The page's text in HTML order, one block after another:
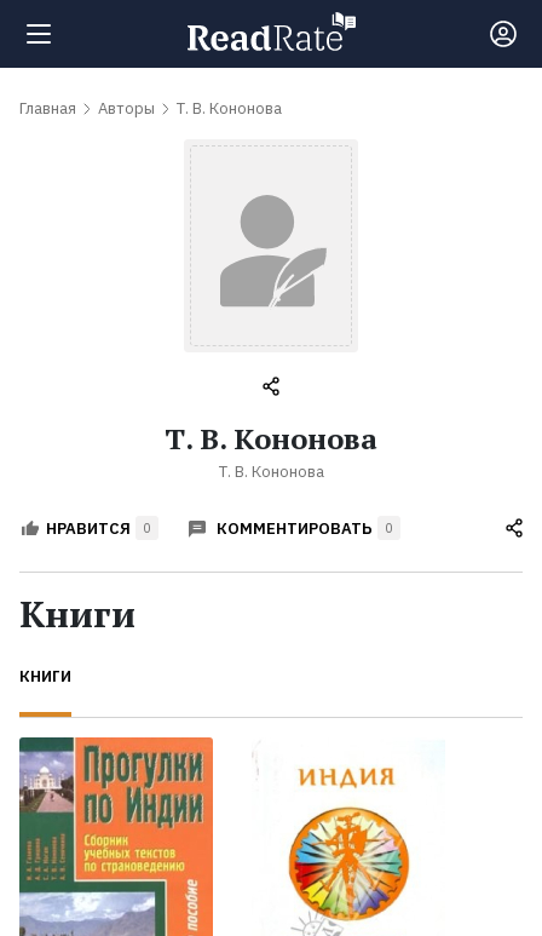
Поиск
обсуждаемые
Авторы
Жанры
Экранизации
Коллекции
Главная Авторы Т. В. Кононова
Т. В. Кононова
Т. В. Кононова
НРАВИТСЯ 0 КОММЕНТИРОВАТЬ 0
Книги
КНИГИ